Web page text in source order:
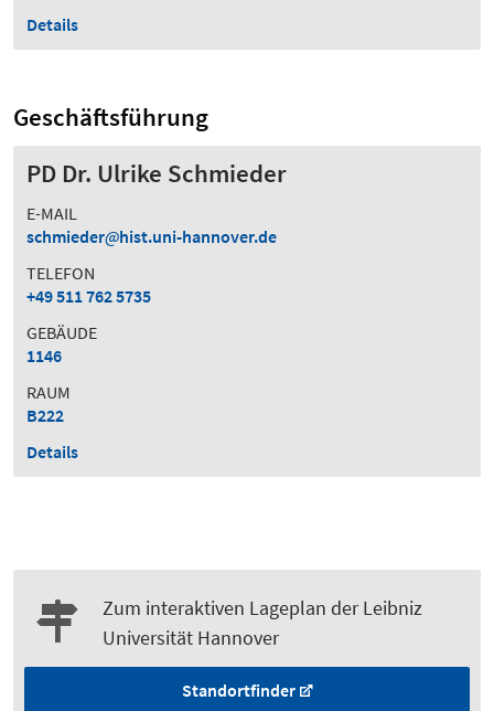
Details
Geschäftsführung
PD Dr. Ulrike Schmieder
E-MAIL
schmieder
hist.uni-hannover.de
TELEFON
+49 511 762 5735
GEBÄUDE
1146
RAUM
B222
Details
Zum interaktiven Lageplan der Leibniz
Universität Hannover
Standortfinder